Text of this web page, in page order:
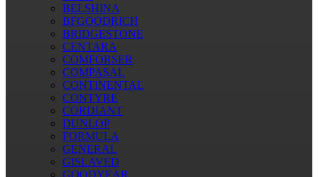
BELSHINA
BFGOODRICH
BRIDGESTONE
CENTARA
COMFORSER
COMPASAL
CONTINENTAL
CONTYRE
CORDIANT
DUNLOP
FORMULA
GENERAL
GISLAVED
GOODYEAR